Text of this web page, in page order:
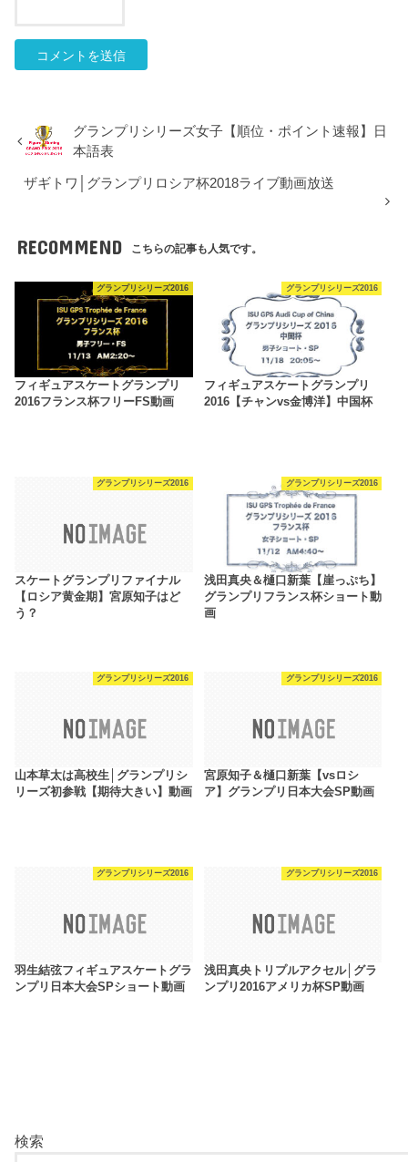
グランプリシリーズ女子【順位・ポイント速報】日
本語表
ザギトワ│グランプリロシア杯2018ライブ動画放送
RECOMMEND こちらの記事も人気です。
グランプリシリーズ2016
フィギュアスケートグランプリ
2016フランス杯フリーFS動画
グランプリシリーズ2016
フィギュアスケートグランプリ
2016【チャンvs金博洋】中国杯
グランプリシリーズ2016
スケートグランプリファイナル
【ロシア黄金期】宮原知子はど
う？
グランプリシリーズ2016
浅田真央＆樋口新葉【崖っぷち】
グランプリフランス杯ショート動
画
グランプリシリーズ2016
山本草太は高校生│グランプリシ
リーズ初参戦【期待大きい】動画
グランプリシリーズ2016
宮原知子＆樋口新葉【vsロシ
ア】グランプリ日本大会SP動画
グランプリシリーズ2016
羽生結弦フィギュアスケートグラ
ンプリ日本大会SPショート動画
グランプリシリーズ2016
浅田真央トリプルアクセル│グラ
ンプリ2016アメリカ杯SP動画
検索